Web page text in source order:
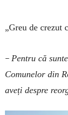
„Greu de crezut
– Pentru că
Comunelor din
aveți despre